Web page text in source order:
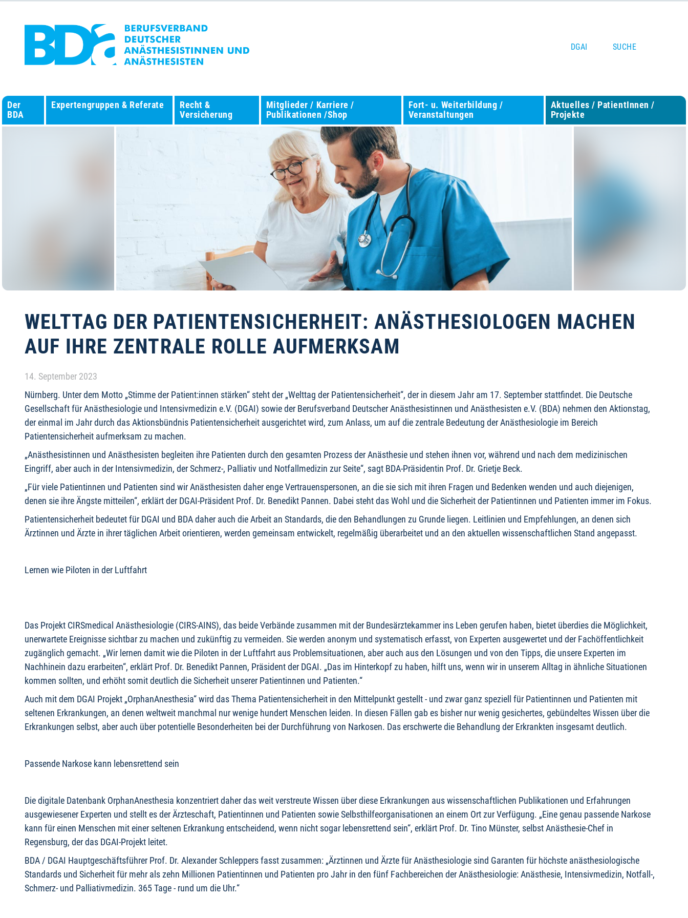
DGAI SUCHE
Der
BDA
Expertengruppen & Referate
Recht &
Versicherung
Mitglieder / Karriere /
Publikationen /Shop
Fort- u. Weiterbildung /
Veranstaltungen
Aktuelles / PatientInnen /
Projekte
WELTTAG DER PATIENTENSICHERHEIT: ANÄSTHESIOLOGEN MACHEN
AUF IHRE ZENTRALE ROLLE AUFMERKSAM
Details
14. September 2023
Nürnberg. Unter dem Motto „Stimme der Patient:innen stärken“ steht der „Welttag der Patientensicherheit“, der in diesem Jahr am 17. September stattfindet. Die Deutsche
Gesellschaft für Anästhesiologie und Intensivmedizin e.V. (DGAI) sowie der Berufsverband Deutscher Anästhesistinnen und Anästhesisten e.V. (BDA) nehmen den Aktionstag,
der einmal im Jahr durch das Aktionsbündnis Patientensicherheit ausgerichtet wird, zum Anlass, um auf die zentrale Bedeutung der Anästhesiologie im Bereich
Patientensicherheit aufmerksam zu machen.
„Anästhesistinnen und Anästhesisten begleiten ihre Patienten durch den gesamten Prozess der Anästhesie und stehen ihnen vor, während und nach dem medizinischen
Eingriff, aber auch in der Intensivmedizin, der Schmerz-, Palliativ und Notfallmedizin zur Seite“, sagt BDA-Präsidentin Prof. Dr. Grietje Beck.
„Für viele Patientinnen und Patienten sind wir Anästhesisten daher enge Vertrauenspersonen, an die sie sich mit ihren Fragen und Bedenken wenden und auch diejenigen,
denen sie ihre Ängste mitteilen“, erklärt der DGAI-Präsident Prof. Dr. Benedikt Pannen. Dabei steht das Wohl und die Sicherheit der Patientinnen und Patienten immer im Fokus.
Patientensicherheit bedeutet für DGAI und BDA daher auch die Arbeit an Standards, die den Behandlungen zu Grunde liegen. Leitlinien und Empfehlungen, an denen sich
Ärztinnen und Ärzte in ihrer täglichen Arbeit orientieren, werden gemeinsam entwickelt, regelmäßig überarbeitet und an den aktuellen wissenschaftlichen Stand angepasst.
Lernen wie Piloten in der Luftfahrt
Das Projekt CIRSmedical Anästhesiologie (CIRS-AINS), das beide Verbände zusammen mit der Bundesärztekammer ins Leben gerufen haben, bietet überdies die Möglichkeit,
unerwartete Ereignisse sichtbar zu machen und zukünftig zu vermeiden. Sie werden anonym und systematisch erfasst, von Experten ausgewertet und der Fachöffentlichkeit
zugänglich gemacht. „Wir lernen damit wie die Piloten in der Luftfahrt aus Problemsituationen, aber auch aus den Lösungen und von den Tipps, die unsere Experten im
Nachhinein dazu erarbeiten“, erklärt Prof. Dr. Benedikt Pannen, Präsident der DGAI. „Das im Hinterkopf zu haben, hilft uns, wenn wir in unserem Alltag in ähnliche Situationen
kommen sollten, und erhöht somit deutlich die Sicherheit unserer Patientinnen und Patienten.“
Auch mit dem DGAI Projekt „OrphanAnesthesia“ wird das Thema Patientensicherheit in den Mittelpunkt gestellt - und zwar ganz speziell für Patientinnen und Patienten mit
seltenen Erkrankungen, an denen weltweit manchmal nur wenige hundert Menschen leiden. In diesen Fällen gab es bisher nur wenig gesichertes, gebündeltes Wissen über die
Erkrankungen selbst, aber auch über potentielle Besonderheiten bei der Durchführung von Narkosen. Das erschwerte die Behandlung der Erkrankten insgesamt deutlich.
Passende Narkose kann lebensrettend sein
Die digitale Datenbank OrphanAnesthesia konzentriert daher das weit verstreute Wissen über diese Erkrankungen aus wissenschaftlichen Publikationen und Erfahrungen
ausgewiesener Experten und stellt es der Ärzteschaft, Patientinnen und Patienten sowie Selbsthilfeorganisationen an einem Ort zur Verfügung. „Eine genau passende Narkose
kann für einen Menschen mit einer seltenen Erkrankung entscheidend, wenn nicht sogar lebensrettend sein“, erklärt Prof. Dr. Tino Münster, selbst Anästhesie-Chef in
Regensburg, der das DGAI-Projekt leitet.
BDA / DGAI Hauptgeschäftsführer Prof. Dr. Alexander Schleppers fasst zusammen: „Ärztinnen und Ärzte für Anästhesiologie sind Garanten für höchste anästhesiologische
Standards und Sicherheit für mehr als zehn Millionen Patientinnen und Patienten pro Jahr in den fünf Fachbereichen der Anästhesiologie: Anästhesie, Intensivmedizin, Notfall-,
Schmerz- und Palliativmedizin. 365 Tage - rund um die Uhr.“